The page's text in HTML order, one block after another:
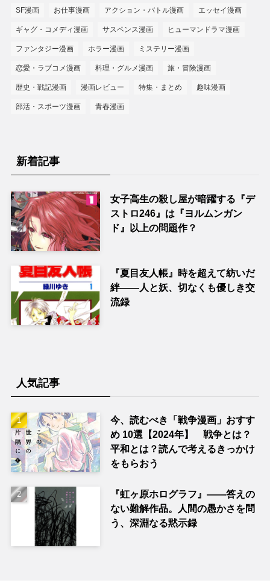
SF漫画 お仕事漫画 アクション・バトル漫画 エッセイ漫画
ギャグ・コメディ漫画 サスペンス漫画 ヒューマンドラマ漫画
ファンタジー漫画 ホラー漫画 ミステリー漫画
恋愛・ラブコメ漫画 料理・グルメ漫画 旅・冒険漫画
歴史・戦記漫画 漫画レビュー 特集・まとめ 趣味漫画
部活・スポーツ漫画 青春漫画
新着記事
女子高生の殺し屋が暗躍する『デ
ストロ246』は『ヨルムンガン
ド』以上の問題作？
『夏目友人帳』時を超えて紡いだ
絆――人と妖、切なくも優しき交
流録
人気記事
今、読むべき「戦争漫画」おすす
め 10選【2024年】 戦争とは？
平和とは？読んで考えるきっかけ
をもらおう
『虹ヶ原ホログラフ』——答えの
ない難解作品。人間の愚かさを問
う、深淵なる黙示録